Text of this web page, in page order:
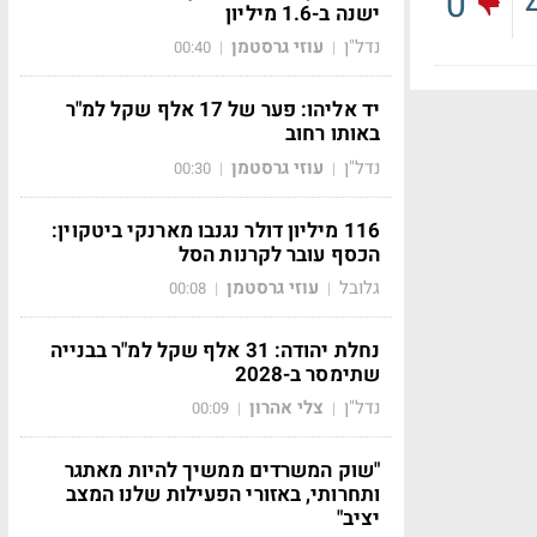
ישנה ב-1.6 מיליון
נדל"ן | עוזי גרסטמן |
00:40
יד אליהו: פער של 17 אלף שקל למ"ר
באותו רחוב
נדל"ן | עוזי גרסטמן |
00:30
116 מיליון דולר נגנבו מארנקי ביטקוין:
הכסף עובר לקרנות הסל
גלובל | עוזי גרסטמן |
00:08
נחלת יהודה: 31 אלף שקל למ"ר בבנייה
שתימסר ב-2028
נדל"ן | צלי אהרון |
00:09
"שוק המשרדים ממשיך להיות מאתגר
ותחרותי, באזורי הפעילות שלנו המצב
יציב"